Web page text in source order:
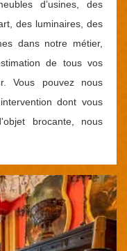
d’usines, des
des luminaires, des
dans notre métier,
de tous vos
Vous pouvez nous
dont vous
brocante, nous